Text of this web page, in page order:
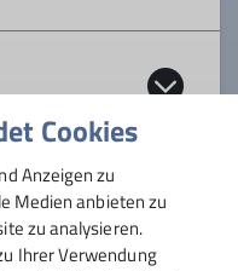
und
- 12 Jahren
und vieles mehr
Cookies
Anzeigen zu
Medien anbieten zu
zu analysieren.
Ihrer Verwendung